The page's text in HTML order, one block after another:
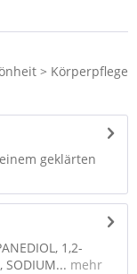
> Körperpflege
geklärten
1,2-
SODIUM... mehr